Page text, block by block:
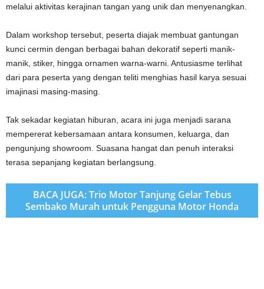
melalui aktivitas kerajinan tangan yang unik dan menyenangkan.
Dalam workshop tersebut, peserta diajak membuat gantungan
kunci cermin dengan berbagai bahan dekoratif seperti manik-
manik, stiker, hingga ornamen warna-warni. Antusiasme terlihat
dari para peserta yang dengan teliti menghias hasil karya sesuai
imajinasi masing-masing.
Tak sekadar kegiatan hiburan, acara ini juga menjadi sarana
mempererat kebersamaan antara konsumen, keluarga, dan
pengunjung showroom. Suasana hangat dan penuh interaksi
terasa sepanjang kegiatan berlangsung.
BACA JUGA: Trio Motor Tanjung Gelar Tebus
Sembako Murah untuk Pengguna Motor Honda